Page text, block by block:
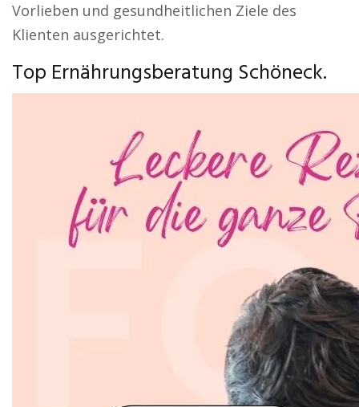
Vorlieben und gesundheitlichen Ziele des
Klienten ausgerichtet.
Top Ernährungsberatung Schöneck.